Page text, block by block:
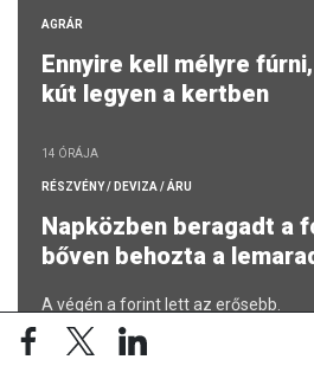
AGRÁR
Ennyire kell mélyre
kút legyen a kertben
14 ÓRÁJA
RÉSZVÉNY / DEVIZA / ÁRU
Napközben beragadt a
bőven behozta a
A végén a forint lett az erősebb.
15 ÓRÁJA